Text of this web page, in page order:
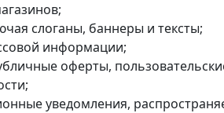
слоганы, баннеры и тексты;
информации;
оферты,
уведомления,